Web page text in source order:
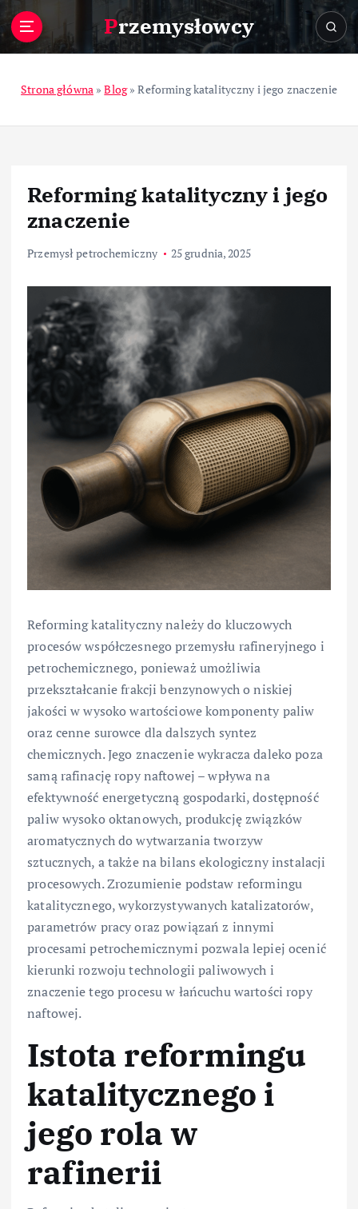
Przemysłowcy
Strona główna»Blog»Reforming katalityczny i jego znaczenie
Reforming katalityczny i jego
znaczenie
Przemysł petrochemiczny 25 grudnia, 2025
Reforming katalityczny należy do kluczowych
procesów współczesnego przemysłu rafineryjnego i
petrochemicznego, ponieważ umożliwia
przekształcanie frakcji benzynowych o niskiej
jakości w wysoko wartościowe komponenty paliw
oraz cenne surowce dla dalszych syntez
chemicznych. Jego znaczenie wykracza daleko poza
samą rafinację ropy naftowej – wpływa na
efektywność energetyczną gospodarki, dostępność
paliw wysoko oktanowych, produkcję związków
aromatycznych do wytwarzania tworzyw
sztucznych, a także na bilans ekologiczny instalacji
procesowych. Zrozumienie podstaw reformingu
katalitycznego, wykorzystywanych katalizatorów,
parametrów pracy oraz powiązań z innymi
procesami petrochemicznymi pozwala lepiej ocenić
kierunki rozwoju technologii paliwowych i
znaczenie tego procesu w łańcuchu wartości ropy
naftowej.
Istota reformingu
katalitycznego i
jego rola w
rafinerii